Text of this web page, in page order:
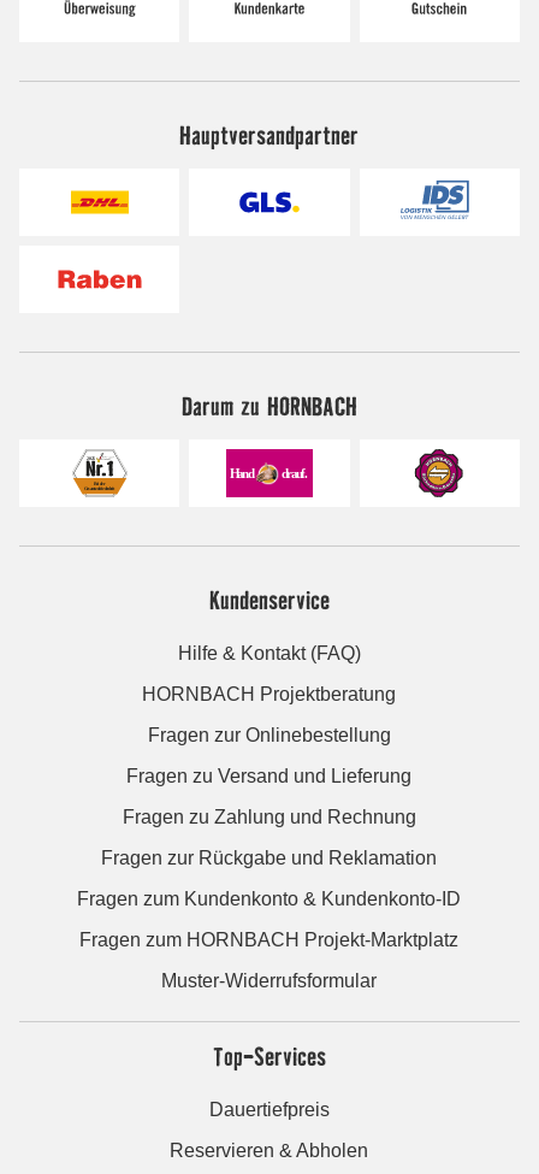
Hauptversandpartner
Darum zu HORNBACH
Kundenservice
Hilfe & Kontakt (FAQ)
HORNBACH Projektberatung
Fragen zur Onlinebestellung
Fragen zu Versand und Lieferung
Fragen zu Zahlung und Rechnung
Fragen zur Rückgabe und Reklamation
Fragen zum Kundenkonto & Kundenkonto-ID
Fragen zum HORNBACH Projekt-Marktplatz
Muster-Widerrufsformular
Top-Services
Dauertiefpreis
Reservieren & Abholen